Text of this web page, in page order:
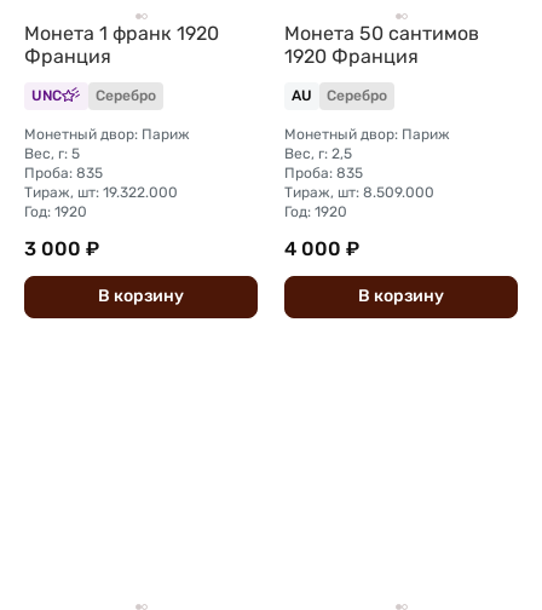
Монета 1 франк 1920
Франция
UNC Серебро
Монетный двор: Париж
Вес, г: 5
Проба: 835
Тираж, шт: 19.322.000
Год: 1920
3 000 ₽
В корзину
Монета 50 сантимов
1920 Франция
AU Серебро
Монетный двор: Париж
Вес, г: 2,5
Проба: 835
Тираж, шт: 8.509.000
Год: 1920
4 000 ₽
В корзину